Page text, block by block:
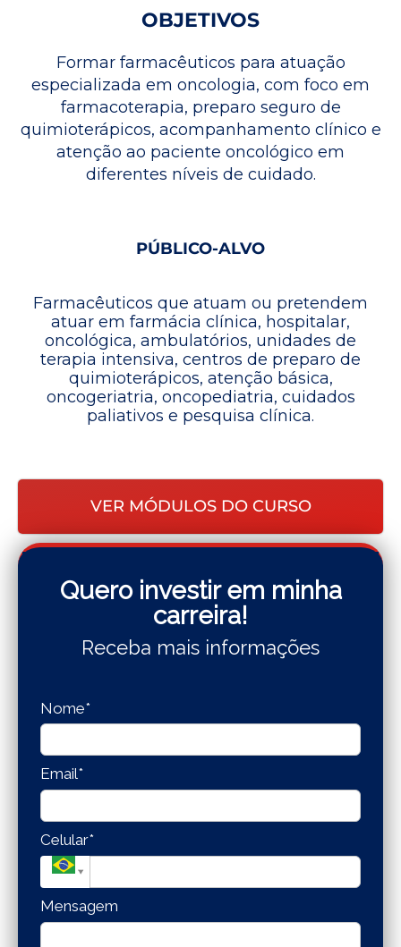
OBJETIVOS
Formar farmacêuticos para atuação
especializada em oncologia, com foco em
farmacoterapia, preparo seguro de
quimioterápicos, acompanhamento clínico e
atenção ao paciente oncológico em
diferentes níveis de cuidado.
PÚBLICO-ALVO
Farmacêuticos que atuam ou pretendem
atuar em farmácia clínica, hospitalar,
oncológica, ambulatórios, unidades de
terapia intensiva, centros de preparo de
quimioterápicos, atenção básica,
oncogeriatria, oncopediatria, cuidados
paliativos e pesquisa clínica.
VER MÓDULOS DO CURSO
Quero investir em minha
carreira!
Receba mais informações
Nome*
Email*
Celular*
Mensagem